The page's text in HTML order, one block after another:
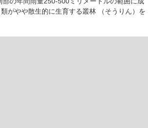
がやや散生的に生育する叢林 （そうりん） を